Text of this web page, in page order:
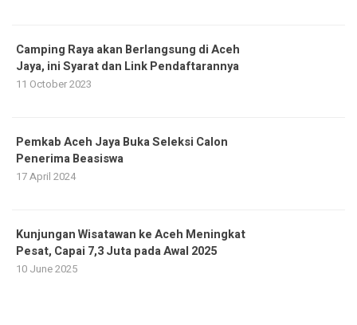
Camping Raya akan Berlangsung di Aceh
Jaya, ini Syarat dan Link Pendaftarannya
11 October 2023
Pemkab Aceh Jaya Buka Seleksi Calon
Penerima Beasiswa
17 April 2024
Kunjungan Wisatawan ke Aceh Meningkat
Pesat, Capai 7,3 Juta pada Awal 2025
10 June 2025